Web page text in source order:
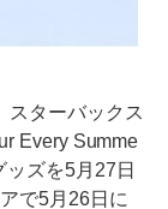
ターバックス
Every Summe
ズを5月27日
で5月26日に